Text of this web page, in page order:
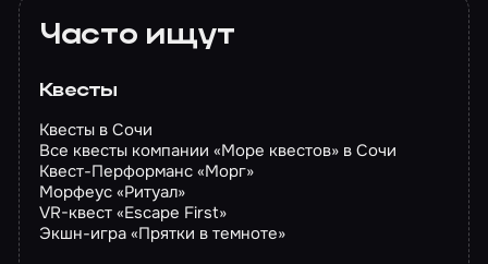
Часто ищут
Квесты
Квесты в Сочи
Все квесты компании «Море квестов» в Сочи
Квест-Перформанс «Морг»
Морфеус «Ритуал»
VR-квест «Escape First»
Экшн-игра «Прятки в темноте»